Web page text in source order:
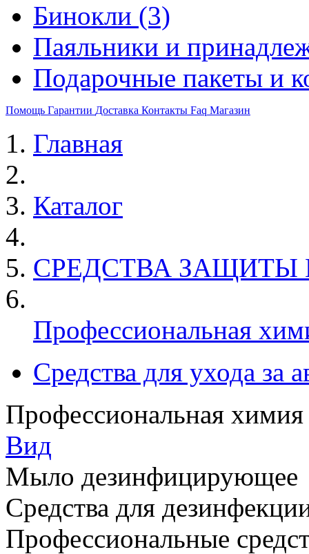
Бинокли (3)
Паяльники и
Подарочные пакеты и
Помощь Гарантии Доставка Контакты Faq Магазин
Главная
Каталог
СРЕДСТВА
Профессиональная
Средства для ухода за
Профессиональная химия
Вид
Мыло дезинфицирующее
Средства для
Профессиональные